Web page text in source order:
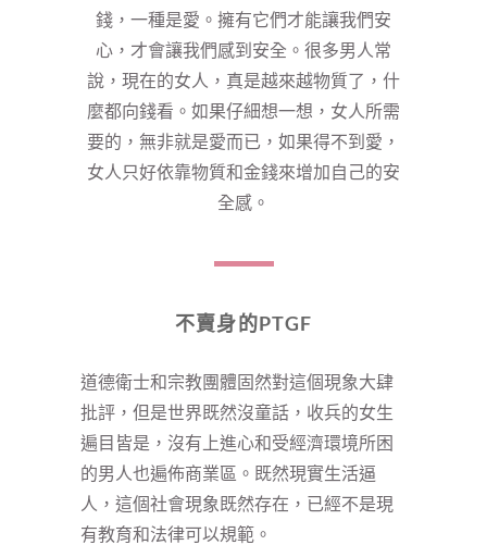
錢，一種是愛。擁有它們才能讓我們安
心，才會讓我們感到安全。很多男人常
說，現在的女人，真是越來越物質了，什
麼都向錢看。如果仔細想一想，女人所需
要的，無非就是愛而已，如果得不到愛，
女人只好依靠物質和金錢來增加自己的安
全感。
不賣身的PTGF
道德衛士和宗教團體固然對這個現象大肆
批評，但是世界既然沒童話，收兵的女生
遍目皆是，沒有上進心和受經濟環境所困
的男人也遍佈商業區。既然現實生活逼
人，這個社會現象既然存在，已經不是現
有教育和法律可以規範。